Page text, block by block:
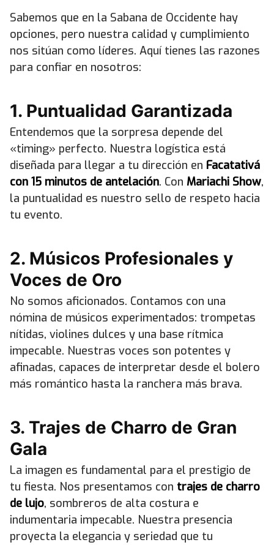
Sabemos que en la Sabana de Occidente hay
opciones, pero nuestra calidad y cumplimiento
nos sitúan como líderes. Aquí tienes las razones
para confiar en nosotros:
1. Puntualidad Garantizada
Entendemos que la sorpresa depende del
«timing» perfecto. Nuestra logística está
diseñada para llegar a tu dirección en Facatativá
con 15 minutos de antelación. Con Mariachi Show,
la puntualidad es nuestro sello de respeto hacia
tu evento.
2. Músicos Profesionales y
Voces de Oro
No somos aficionados. Contamos con una
nómina de músicos experimentados: trompetas
nítidas, violines dulces y una base rítmica
impecable. Nuestras voces son potentes y
afinadas, capaces de interpretar desde el bolero
más romántico hasta la ranchera más brava.
3. Trajes de Charro de Gran
Gala
La imagen es fundamental para el prestigio de
tu fiesta. Nos presentamos con trajes de charro
de lujo, sombreros de alta costura e
indumentaria impecable. Nuestra presencia
proyecta la elegancia y seriedad que tu